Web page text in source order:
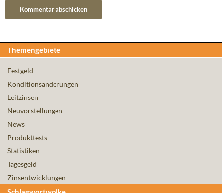
Themengebiete
Festgeld
Konditionsänderungen
Leitzinsen
Neuvorstellungen
News
Produkttests
Statistiken
Tagesgeld
Zinsentwicklungen